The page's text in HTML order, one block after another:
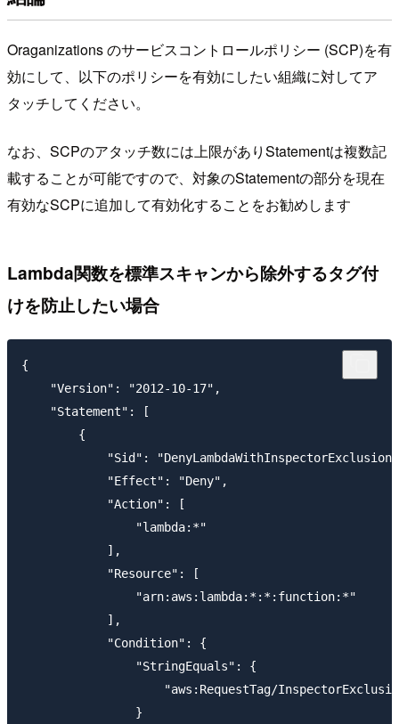
Oraganizations のサービスコントロールポリシー (SCP)を有
効にして、以下のポリシーを有効にしたい組織に対してア
タッチしてください。
なお、SCPのアタッチ数には上限がありStatementは複数記
載することが可能ですので、対象のStatementの部分を現在
有効なSCPに追加して有効化することをお勧めします
Lambda関数を標準スキャンから除外するタグ付
けを防止したい場合
{
    "Version": "2012-10-17",
    "Statement": [
        {
"Sid":
            "Effect": "Deny",
            "Action": [
                "lambda:*"
            ],
            "Resource": [
                "arn:aws:lambda:*:*:function:*"
            ],
            "Condition": {
                "StringEquals": {
"aws:RequestTag/
                }